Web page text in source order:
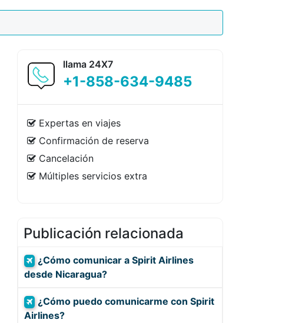
llama 24X7
+1-858-634-9485
Expertas en viajes
Confirmación de reserva
Cancelación
Múltiples servicios extra
Publicación relacionada
¿Cómo comunicar a Spirit Airlines
desde Nicaragua?
¿Cómo puedo comunicarme con Spirit
Airlines?